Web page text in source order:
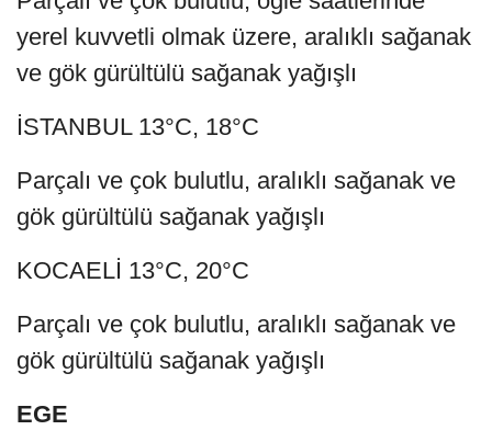
yerel kuvvetli olmak üzere, aralıklı sağanak
ve gök gürültülü sağanak yağışlı
İSTANBUL 13°C, 18°C
Parçalı ve çok bulutlu, aralıklı sağanak ve
gök gürültülü sağanak yağışlı
KOCAELİ 13°C, 20°C
Parçalı ve çok bulutlu, aralıklı sağanak ve
gök gürültülü sağanak yağışlı
EGE